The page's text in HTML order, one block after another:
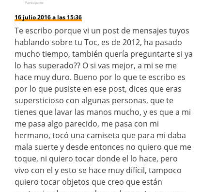
Participante
16 julio 2016 a las 15:36
Te escribo porque vi un post de mensajes tuyos
hablando sobre tu Toc, es de 2012, ha pasado
mucho tiempo, también quería preguntarte si ya
lo has superado?? O si vas mejor, a mi se me
hace muy duro. Bueno por lo que te escribo es
por lo que pusiste en ese post, dices que eras
supersticioso con algunas personas, que te
tienes que lavar las manos mucho, y es que a mi
me pasa algo parecido, me pasa con mi
hermano, tocó una camiseta que para mi daba
mala suerte y desde entonces no quiero que me
toque, ni quiero tocar donde el lo hace, pero
vivo con el y esto se hace muy difícil, tampoco
quiero tocar objetos que creo que están